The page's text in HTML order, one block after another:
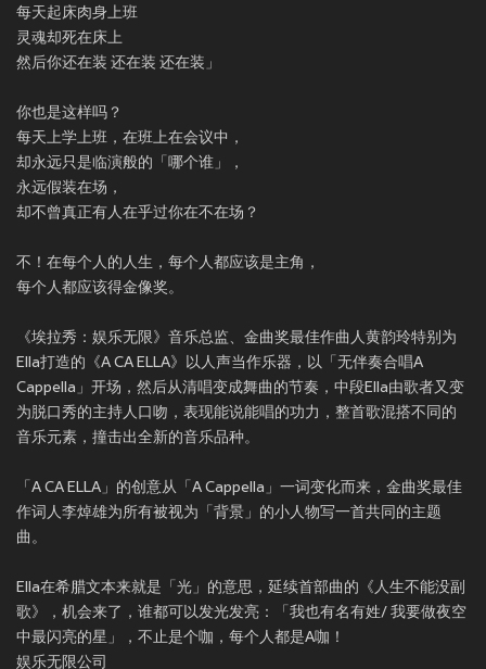
每天起床肉身上班
灵魂却死在床上
然后你还在装 还在装 还在装」
你也是这样吗？
每天上学上班，在班上在会议中，
却永远只是临演般的「哪个谁」，
永远假装在场，
却不曾真正有人在乎过你在不在场？
不！在每个人的人生，每个人都应该是主角，
每个人都应该得金像奖。
《埃拉秀：娱乐无限》音乐总监、金曲奖最佳作曲人黄韵玲特别为
Ella打造的《A CA ELLA》以人声当作乐器，以「无伴奏合唱A
Cappella」开场，然后从清唱变成舞曲的节奏，中段Ella由歌者又变
为脱口秀的主持人口吻，表现能说能唱的功力，整首歌混搭不同的
音乐元素，撞击出全新的音乐品种。
「A CA ELLA」的创意从「A Cappella」一词变化而来，金曲奖最佳
作词人李焯雄为所有被视为「背景」的小人物写一首共同的主题
曲。
Ella在希腊文本来就是「光」的意思，延续首部曲的《人生不能没副
歌》，机会来了，谁都可以发光发亮：「我也有名有姓/ 我要做夜空
中最闪亮的星」，不止是个咖，每个人都是A咖！
娱乐无限公司